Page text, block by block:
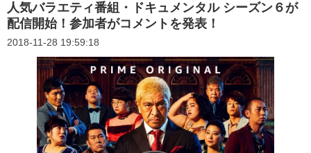
人気バラエティ番組・ドキュメンタル シーズン６が
配信開始！参加者がコメントを発表！
2018-11-28 19:59:18